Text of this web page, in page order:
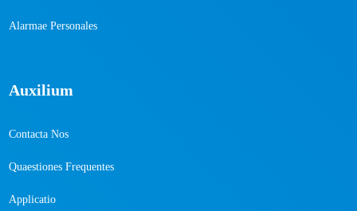
Alarmae ​​Personales
Auxilium
Contacta Nos
Quaestiones Frequentes
Applicatio